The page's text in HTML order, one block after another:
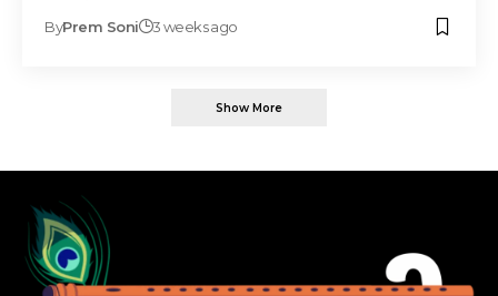
ByPrem Soni 3 weeks ago
Show More